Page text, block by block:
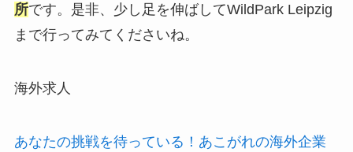
所です。是非、少し足を伸ばしてWildPark Leipzig
まで行ってみてくださいね。
海外求人
あなたの挑戦を待っている！あこがれの海外企業